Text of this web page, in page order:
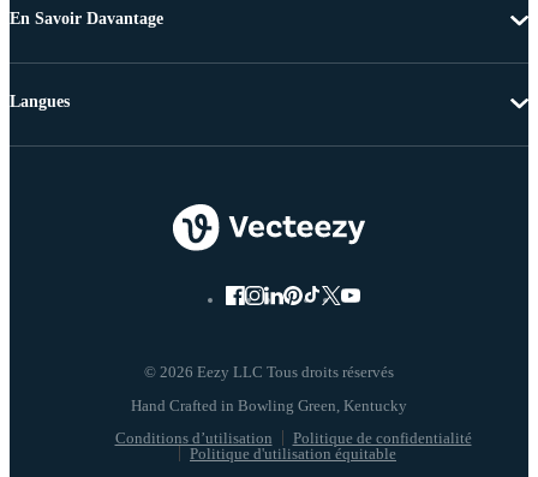
En Savoir Davantage
© 2026 Eezy LLC Tous droits réservés
Conditions d’utilisation
Politique de confidentialité
Politique d'utilisation équitable
Langues